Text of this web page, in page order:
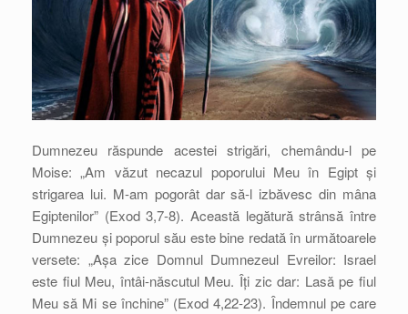
Dumnezeu răspunde acestei strigări, chemându-l pe
Moise: „Am văzut necazul poporului Meu în Egipt și
strigarea lui. M-am pogorât dar să-l izbăvesc din mâna
Egiptenilor” (Exod 3,7-8). Această legătură strânsă între
Dumnezeu și poporul său este bine redată în următoarele
versete: „Așa zice Domnul Dumnezeul Evreilor: Israel
este fiul Meu, întâi-născutul Meu. Îți zic dar: Lasă pe fiul
Meu să Mi se închine” (Exod 4,22-23). Îndemnul pe care